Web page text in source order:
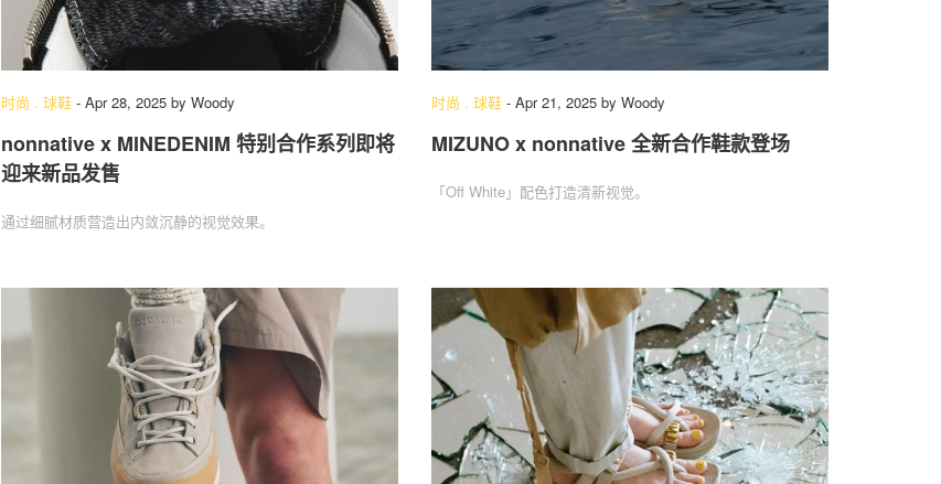
时尚 . 球鞋 - Apr 28, 2025 by Woody
nonnative x MINEDENIM 特别合作系列即将
迎来新品发售
通过细腻材质营造出内敛沉静的视觉效果。
时尚 . 球鞋 - Apr 21, 2025 by Woody
MIZUNO x nonnative 全新合作鞋款登场
「Off White」配色打造清新视觉。